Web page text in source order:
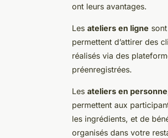
ont leurs avantages.
Les ateliers en ligne
permettent d’attirer des
réalisés via des
préenregistrées.
Les ateliers en personne
permettent aux
les ingrédients, et de
organisés dans votre